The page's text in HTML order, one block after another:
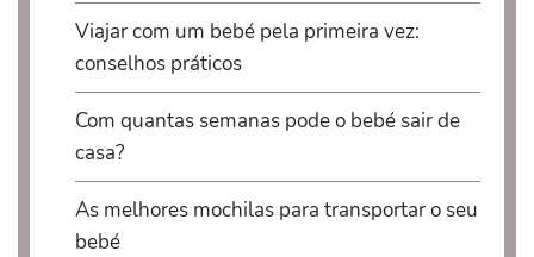
Viajar com um bebé pela primeira vez:
conselhos práticos
Com quantas semanas pode o bebé sair de
casa?
As melhores mochilas para transportar o seu
bebé